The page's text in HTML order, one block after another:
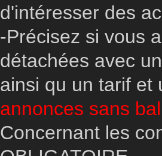
d'intéresser des
-Précisez si vous
détachées avec
ainsi qu un tarif
annonces sans
Concernant les